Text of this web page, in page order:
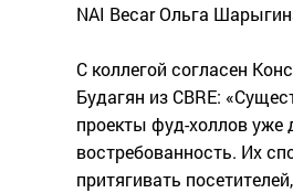
NAI Becar Ольга
С коллегой согласен
Будагян из CBRE:
проекты фуд-холлов уже
востребованность. Их
притягивать